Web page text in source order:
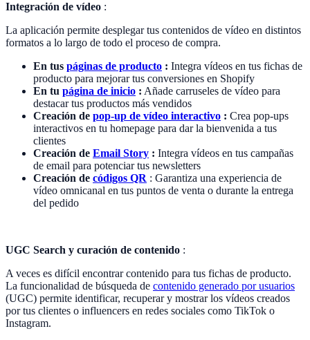
Integración de vídeo :
La aplicación permite desplegar tus contenidos de vídeo en distintos
formatos a lo largo de todo el proceso de compra.
En tus páginas de producto : Integra vídeos en tus fichas de
producto para mejorar tus conversiones en Shopify
En tu página de inicio : Añade carruseles de vídeo para
destacar tus productos más vendidos
Creación de pop-up de vídeo interactivo : Crea pop-ups
interactivos en tu homepage para dar la bienvenida a tus
clientes
Creación de Email Story : Integra vídeos en tus campañas
de email para potenciar tus newsletters
Creación de códigos QR : Garantiza una experiencia de
vídeo omnicanal en tus puntos de venta o durante la entrega
del pedido
UGC Search y curación de contenido :
A veces es difícil encontrar contenido para tus fichas de producto.
La funcionalidad de búsqueda de contenido generado por usuarios
(UGC) permite identificar, recuperar y mostrar los vídeos creados
por tus clientes o influencers en redes sociales como TikTok o
Instagram.